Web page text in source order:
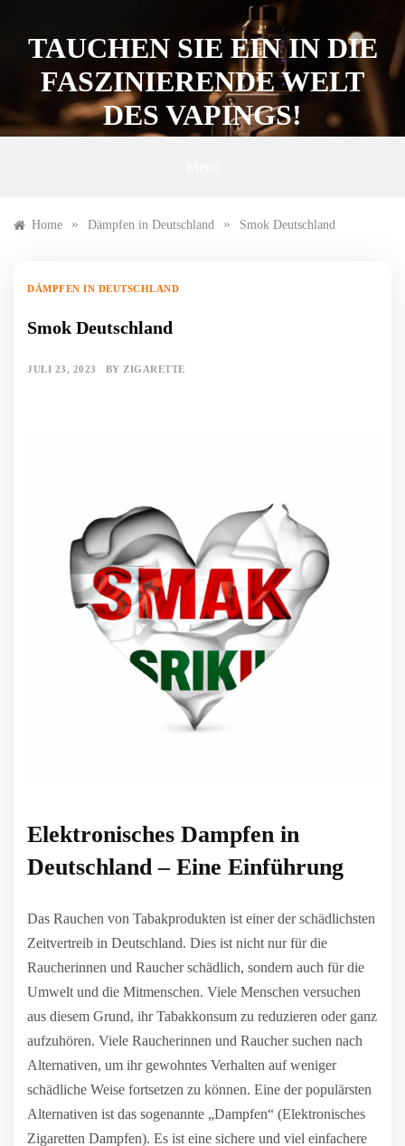
contentTAUCHEN SIE EIN IN DIE
FASZINIERENDE WELT
DES VAPINGS!
Home » Dämpfen in Deutschland » Smok Deutschland
DÄMPFEN IN DEUTSCHLAND
Smok Deutschland
JULI 23, 2023 BY ZIGARETTE
Elektronisches Dampfen in
Deutschland – Eine Einführung
Das Rauchen von Tabakprodukten ist einer der schädlichsten
Zeitvertreib in Deutschland. Dies ist nicht nur für die
Raucherinnen und Raucher schädlich, sondern auch für die
Umwelt und die Mitmenschen. Viele Menschen versuchen
aus diesem Grund, ihr Tabakkonsum zu reduzieren oder ganz
aufzuhören. Viele Raucherinnen und Raucher suchen nach
Alternativen, um ihr gewohntes Verhalten auf weniger
schädliche Weise fortsetzen zu können. Eine der populärsten
Alternativen ist das sogenannte „Dampfen“ (Elektronisches
Zigaretten Dampfen). Es ist eine sichere und viel einfachere